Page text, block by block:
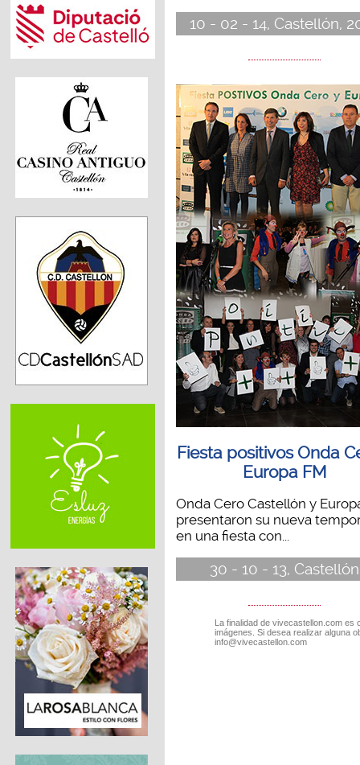
10 - 02 - 14, Castellón,
Fiesta positivos Onda
Europa FM
Onda Cero Castellón y
presentaron su nueva
en una fiesta con...
30 - 10 - 13, Castellón
La finalidad de vivecastellon.com
imágenes. Si desea realizar alguna
info@vivecastellon.com